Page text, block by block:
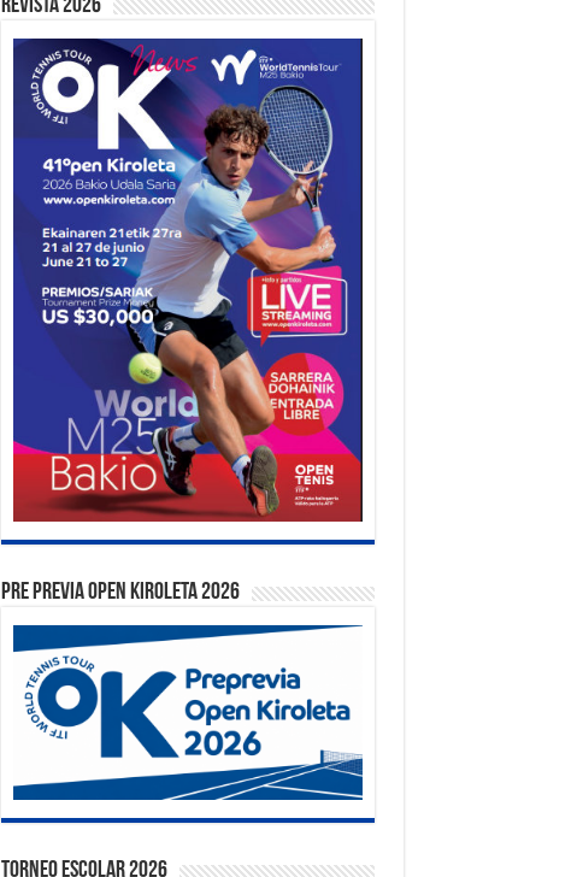
Revista 2026
PRE PREVIA OPEN KIROLETA 2026
TORNEO ESCOLAR 2026